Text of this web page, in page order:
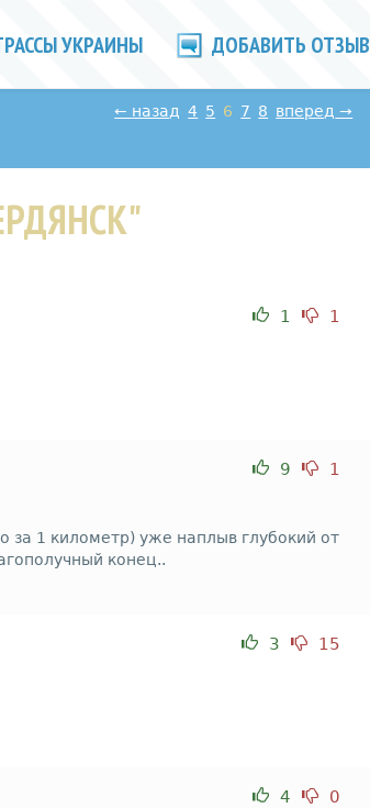
УКРАИНЫ ДОБАВИТЬ ОТЗЫВ
← назад 4 5 6 7 8 вперед →
1 1
9 1
1 километр) уже наплыв глубокий от
конец..
3 15
4 0